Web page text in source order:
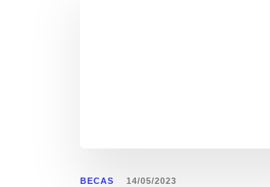
BECAS 14/05/2023